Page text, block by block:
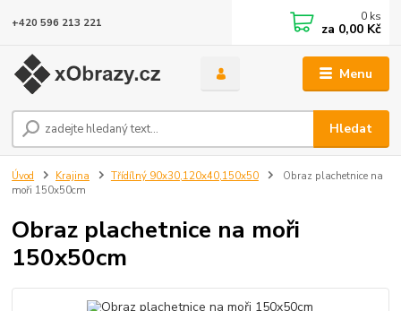
Menu
Hledat
+420 596 213 221 0 ks
za 0,00 Kč
Úvod Krajina Třídílný 90x30,120x40,150x50
Obraz plachetnice na
moři 150x50cm
Obraz plachetnice na moři
150x50cm